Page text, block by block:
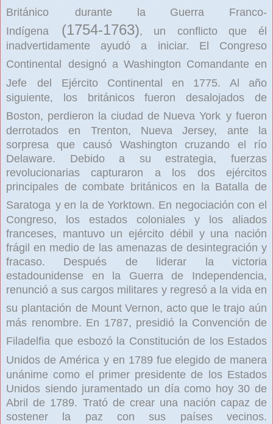
Británico
durante la Guerra Franco-
Indígena
(1754-1763), un conflicto que él
inadvertidamente ayudó a iniciar. El Congreso
Continental designó a Washington Comandante en
Jefe
del Ejército Continental en 1775. Al año
siguiente, los británicos fueron desalojados de
Boston, perdieron la ciudad de Nueva York y fueron
derrotados en Trenton, Nueva Jersey, ante la
sorpresa que causó Washington cruzando el río
Delaware. Debido a su estrategia, fuerzas
revolucionarias capturaron a los dos ejércitos
principales de combate británicos en la Batalla de
Saratoga y en la de Yorktown. En negociación con el
Congreso, los estados coloniales y los aliados
franceses, mantuvo un ejército débil y una nación
frágil en medio de las amenazas de desintegración y
fracaso. Después de liderar la victoria
estadounidense en la Guerra de Independencia,
renunció a sus cargos militares y regresó a la vida en
su plantación de Mount Vernon, acto que le trajo aún
más renombre. En 1787, presidió la Convención de
Filadelfia que esbozó la Constitución de los Estados
Unidos de América y en 1789 fue elegido de manera
unánime como el primer presidente de los Estados
Unidos siendo juramentado un día como hoy 30 de
Abril de 1789. Trató de crear una nación capaz de
sostener la paz con sus países vecinos.